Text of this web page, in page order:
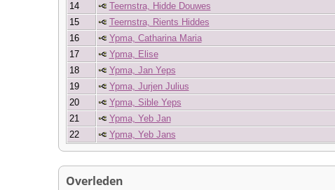
14
Teernstra, Hidde Douwes
15
Teernstra, Rients Hiddes
16
Ypma, Catharina Maria
17
Ypma, Elise
18
Ypma, Jan Yeps
19
Ypma, Jurjen Julius
20
Ypma, Sible Yeps
21
Ypma, Yeb Jan
22
Ypma, Yeb Jans
Overleden